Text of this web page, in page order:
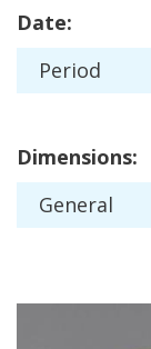
Date:
Period
Dimensions:
General